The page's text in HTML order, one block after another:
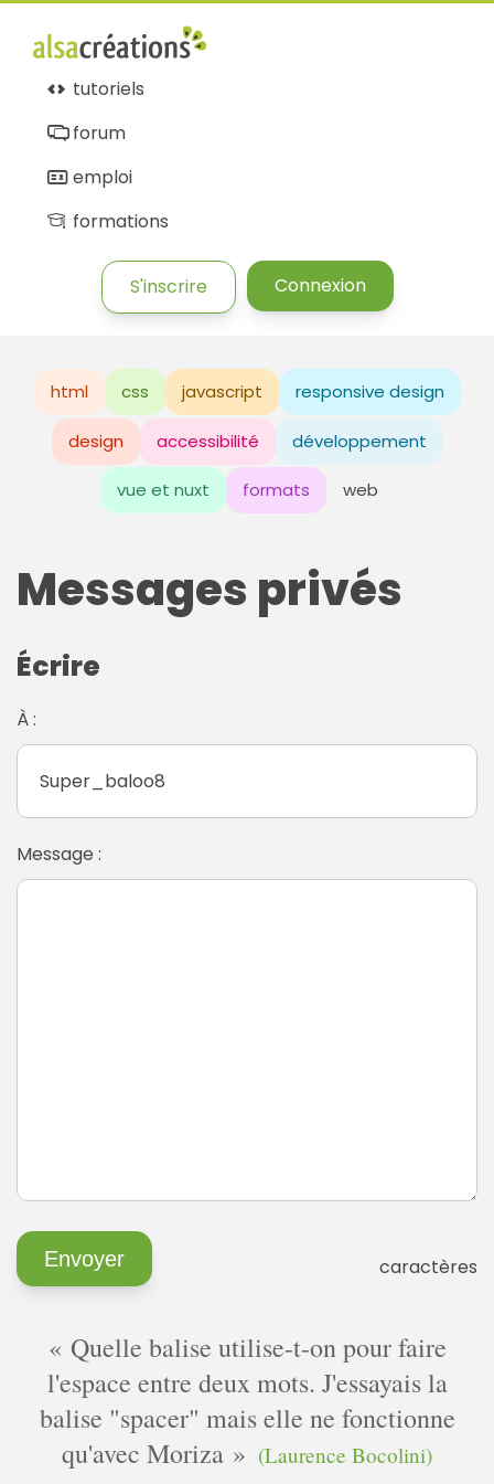
tutoriels
forum
emploi
formations
S'inscrire Connexion
html css javascript responsive design
design accessibilité développement
vue et nuxt formats web
Messages privés
Écrire
À :
Message :
caractères
Quelle balise utilise-t-on pour faire
l'espace entre deux mots. J'essayais la
balise "spacer" mais elle ne fonctionne
qu'avec Moriza
(Laurence Bocolini)